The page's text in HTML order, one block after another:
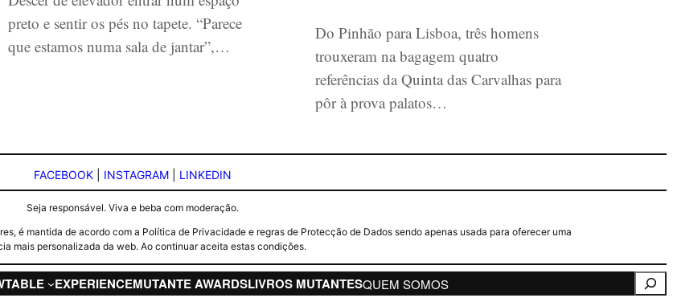
preto e sentir os pés no tapete. “Parece
que estamos numa sala de jantar”,…
Do Pinhão para Lisboa, três homens
trouxeram na bagagem quatro
referências da Quinta das Carvalhas para
pôr à prova palatos…
FACEBOOK INSTAGRAM LINKEDIN
Seja responsável. Viva e beba com moderação.
é mantida de acordo com a Política de Privacidade e regras de Protecção de Dados sendo apenas usada para oferecer uma
mais personalizada da web. Ao continuar aceita estas condições.
TABLE EXPERIENCEMUTANTE AWARDSLIVROS MUTANTESQUEM SOMOS